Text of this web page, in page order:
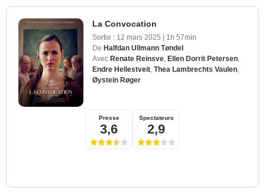
La Convocation
Sortie : 12 mars 2025 | 1h 57min
De Halfdan Ullmann Tøndel
Avec Renate Reinsve Ellen Dorrit Petersen
Endre Hellestveit Thea Lambrechts Vaulen
Øystein Røger
Presse
3,6
Spectateurs
2,9